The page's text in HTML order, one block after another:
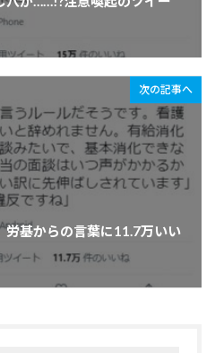
次の記事へ
労基からの言葉に11.7万いい